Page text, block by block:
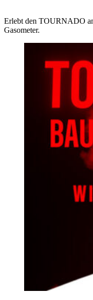
Erlebt den TOURNADO
Gasometer.